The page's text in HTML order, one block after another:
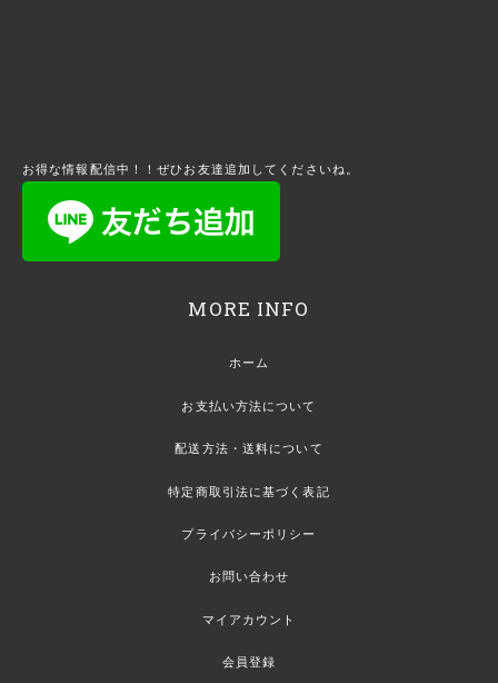
お得な情報配信中！！ぜひお友達追加してくださいね。
MORE INFO
ホーム
お支払い方法について
配送方法・送料について
特定商取引法に基づく表記
プライバシーポリシー
お問い合わせ
マイアカウント
会員登録